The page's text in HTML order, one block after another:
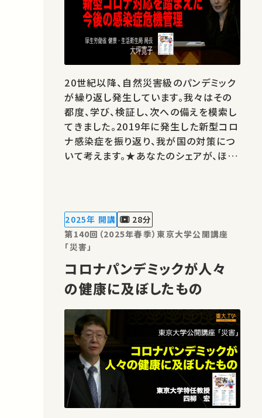
20世紀以降、自然災害級のパンデミック
が繰り返し発生しています。我々はその
都度、学び、検証し、次への備えを模索し
てきました。2019年に発生した新型コロ
ナ感染症を振り返り、我が国の対策につ
いて考えます。★あなたのシェアが、ほか
日本語で行われました。 運営・著作権処
理・映像編集：東京大学 大…
2025年 開講
28分
第140回（2025年春季）東京大学公開講座
「災害」
コロナパンデミックが人々
の健康に及ぼしたもの